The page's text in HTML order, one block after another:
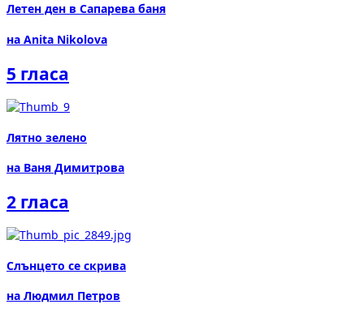
Летен ден в Сапарева баня
на Anita Nikolova
5 гласа
Лятно зелено
на Ваня Димитрова
2 гласа
Слънцето се скрива
на Людмил Петров